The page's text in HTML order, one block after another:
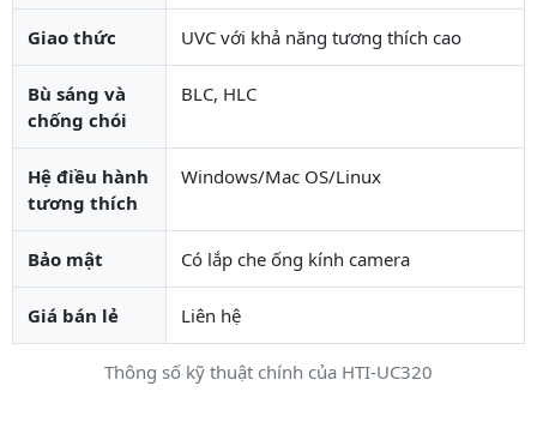
Thông số kỹ thuật chính của HTI-UC320
Giao thức UVC với khả năng tương thích cao
Bù sáng và
chống chói
BLC, HLC
Hệ điều hành
tương thích
Windows/Mac OS/Linux
Bảo mật Có lắp che ống kính camera
Giá bán lẻ Liên hệ